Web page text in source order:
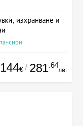
изхранване и
144€ / 281.64
лв.